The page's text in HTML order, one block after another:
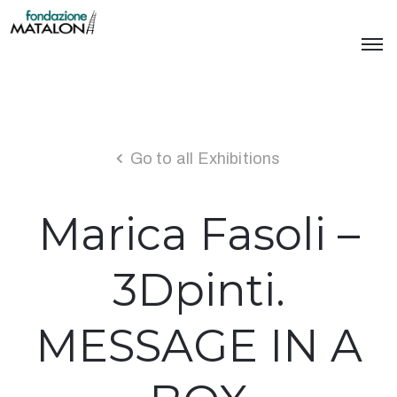
Go to all Exhibitions
Marica Fasoli –
3Dpinti.
MESSAGE IN A